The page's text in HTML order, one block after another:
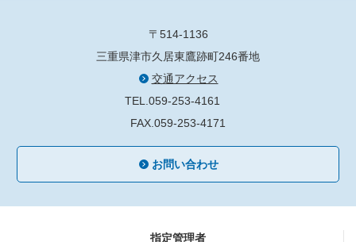
〒514-1136
三重県津市久居東鷹跡町246番地
交通アクセス
TEL.059-253-4161
FAX.059-253-4171
お問い合わせ
指定管理者